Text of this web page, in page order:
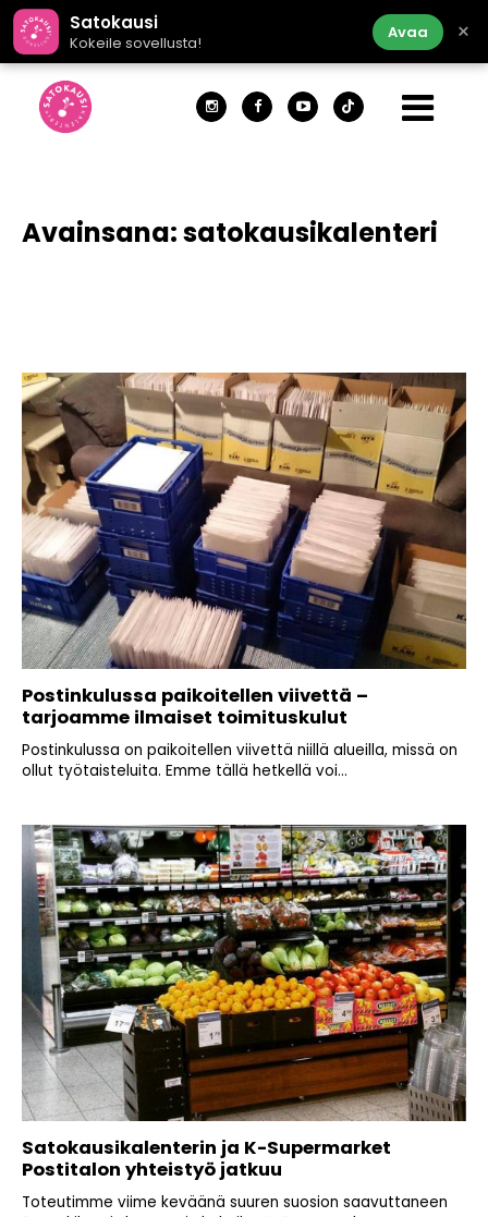
Satokausi
Kokeile sovellusta!
Avaa ×
Avainsana:satokausikalenteri
Postinkulussa paikoitellen viivettä –
tarjoamme ilmaiset toimituskulut
Postinkulussa on paikoitellen viivettä niillä alueilla, missä on
ollut työtaisteluita. Emme tällä hetkellä voi...
Satokausikalenterin ja K-Supermarket
Postitalon yhteistyö jatkuu
Toteutimme viime keväänä suuren suosion saavuttaneen